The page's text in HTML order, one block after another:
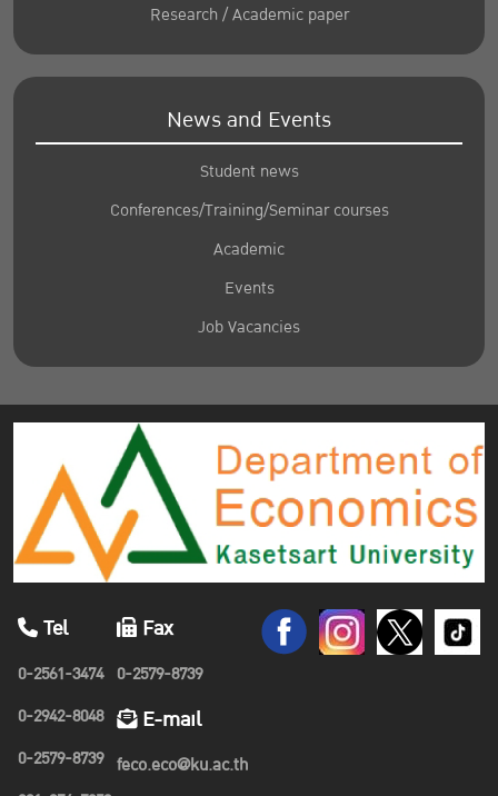
Research / Academic paper
News and Events
Student news
Conferences/Training/Seminar courses
Academic
Events
Job Vacancies
Tel
0-2561-3474
0-2942-8048
0-2579-8739
Fax
0-2579-8739
E-mail
feco.eco@ku.ac.th